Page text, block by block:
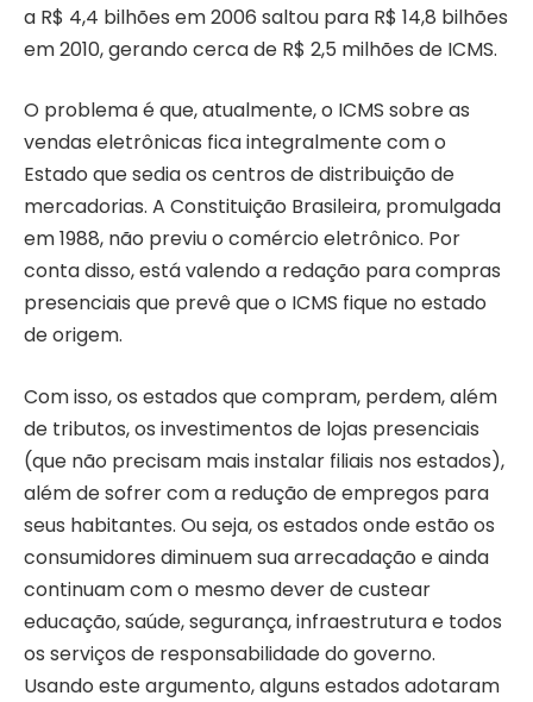
a R$ 4,4 bilhões em 2006 saltou para R$ 14,8 bilhões
em 2010, gerando cerca de R$ 2,5 milhões de ICMS.
O problema é que, atualmente, o ICMS sobre as
vendas eletrônicas fica integralmente com o
Estado que sedia os centros de distribuição de
mercadorias. A Constituição Brasileira, promulgada
em 1988, não previu o comércio eletrônico. Por
conta disso, está valendo a redação para compras
presenciais que prevê que o ICMS fique no estado
de origem.
Com isso, os estados que compram, perdem, além
de tributos, os investimentos de lojas presenciais
(que não precisam mais instalar filiais nos estados),
além de sofrer com a redução de empregos para
seus habitantes. Ou seja, os estados onde estão os
consumidores diminuem sua arrecadação e ainda
continuam com o mesmo dever de custear
educação, saúde, segurança, infraestrutura e todos
os serviços de responsabilidade do governo.
Usando este argumento, alguns estados adotaram